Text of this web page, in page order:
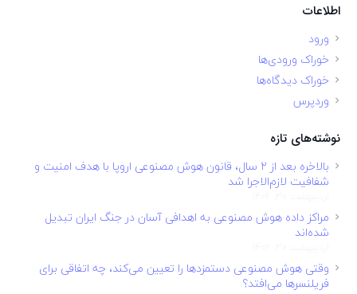
اطلاعات
ورود
خوراک ورودی‌ها
خوراک دیدگاه‌ها
وردپرس
نوشته‌های تازه
بالاخره بعد از ۲ سال، قانون هوش مصنوعی اروپا با هدف امنیت و
شفافیت لازم‌الاجرا شد
مراکز داده هوش مصنوعی به اهدافی آسان در جنگ ایران تبدیل
شده‌اند
وقتی هوش مصنوعی دستمزدها را تعیین می‌کند، چه اتفاقی برای
فریلنسرها می‌افتد؟